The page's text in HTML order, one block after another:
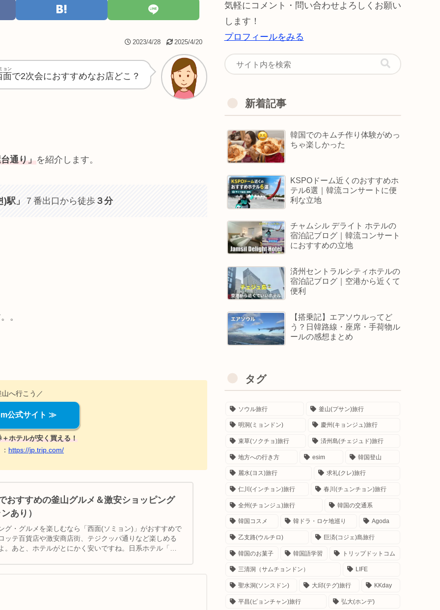
2023/4/28 2025/4/20
面
ョン
で2次会におすすめなお店どこ？
通り」を紹介します。
駅」 ７番出口から徒歩３分
。
山へ行こう／
公式サイト ≫
ホテルが安く買える！
https://jp.trip.com/
おすすめの釜山グルメ＆激安ショッピング
あり）
グ・グルメを楽しむなら「西面(ソミョン)」がおすすめで
ッテ百貨店や激安商店街、テジクッパ通りなど楽しめる
。あと、ホテルがとにかく安いですね。日系ホテル「ソ
気軽にコメント・問い合わせよろしくお願い
します！
プロフィールをみる
新着記事
韓国でのキムチ作り体験がめっ
ちゃ楽しかった
KSPOドーム近くのおすすめホ
テル6選｜韓流コンサートに便
利な立地
チャムシル デライト ホテルの
宿泊記ブログ｜韓流コンサート
におすすめの立地
済州セントラルシティホテルの
宿泊記ブログ｜空港から近くて
便利
【搭乗記】エアソウルってど
う？日韓路線・座席・手荷物ル
ールの感想まとめ
タグ
ソウル旅行 釜山(プサン)旅行
明洞(ミョンドン) 慶州(キョンジュ)旅行
束草(ソクチョ)旅行 済州島(チェジュド)旅行
地方への行き方 esim 韓国登山
麗水(ヨス)旅行 求礼(クレ)旅行
仁川(インチョン)旅行 春川(チュンチョン)旅行
全州(チョンジュ)旅行 韓国の交通系
韓国コスメ 韓ドラ・ロケ地巡り Agoda
乙支路(ウルチロ) 巨済(コジェ)島旅行
韓国のお菓子 韓国語学習 トリップドットコム
三清洞（サムチョンドン） LIFE
聖水洞(ソンスドン) 大邱(テグ)旅行 KKday
平昌(ピョンチャン)旅行 弘大(ホンデ)